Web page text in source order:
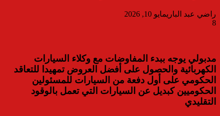
راضي عبد الباريمايو 10, 2026
8
مدبولي يوجه ببدء المفاوضات مع وكلاء السيارات
الكهربائية والحصول على أفضل العروض تمهيدا للتعاقد
الحكومي على أول دفعة من السيارات للمسئولين
الحكوميين كبديل عن السيارات التي تعمل بالوقود
التقليدي